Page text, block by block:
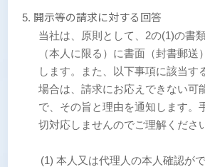
開示等の請求に対する回答
当社は、原則として、2の(1)の書
（本人に限る）に書面（封書郵送
します。また、以下事項に該当す
場合は、請求にお応えできない可
で、その旨と理由を通知します。
切対応しませんのでご理解くださ
(1) 本人又は代理人の本人確認が